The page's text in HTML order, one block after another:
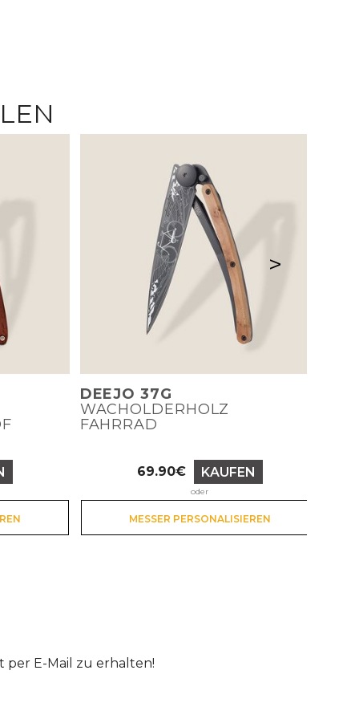
DEEJO 37G
WACHOLDERHOLZ
FAHRRAD
Preis
69.90€ KAUFEN
oder
MESSER PERSONALISIEREN
>
E-Mail zu erhalten!